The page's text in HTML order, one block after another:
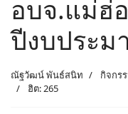
อบจ.แม่ฮ่
ปีงบประม
ณัฐวัฒน์ พันธ์สนิท กิจกร
ฮิต: 265